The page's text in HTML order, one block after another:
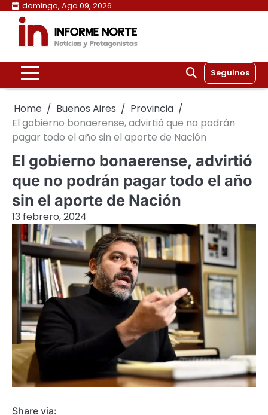
Skip
content
domingo, Ago 09, 2026
Seguinos
Home Buenos Aires
Provincia
El gobierno bonaerense, advirtió que no podrán
pagar todo el año sin el aporte de Nación
El gobierno bonaerense, advirtió
que no podrán pagar todo el año
sin el aporte de Nación
13 febrero, 2024
Share via: